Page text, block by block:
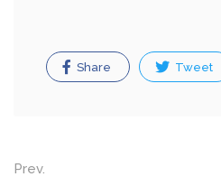
Share Tweet
Post
Prev.